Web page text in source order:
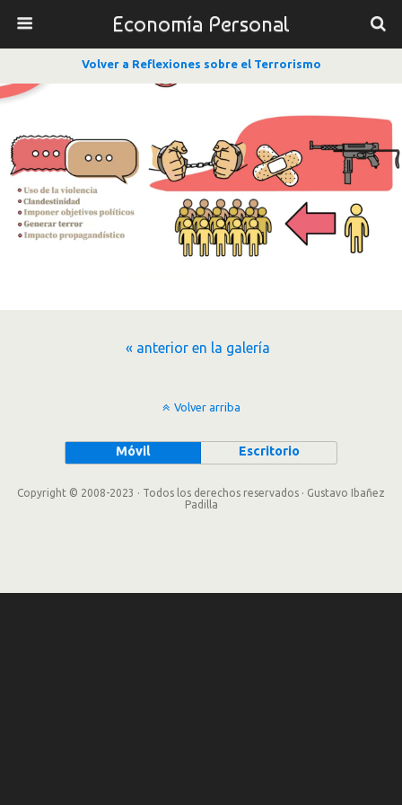
Economía Personal
Volver a Reflexiones sobre el Terrorismo
« anterior en la galería
Volver arriba
Móvil Escritorio
Copyright © 2008-2023 · Todos los derechos reservados · Gustavo Ibañez
Padilla